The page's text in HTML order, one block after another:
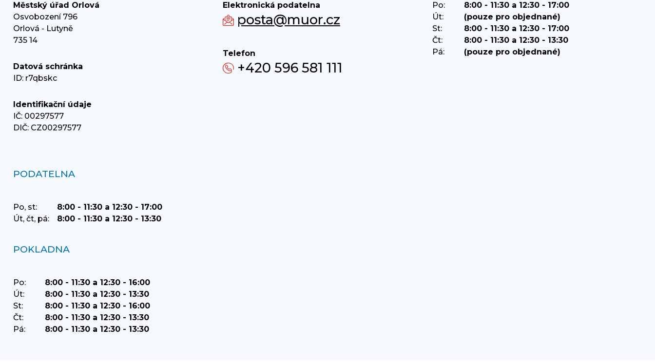
Městský úřad Orlová
Osvobození 796
Orlová - Lutyně
735 14
Datová schránka
ID: r7qbskc
Identifikační údaje
IČ: 00297577
DIČ: CZ00297577
Elektronická podatelna
posta@muor.cz
Telefon
+420 596 581 111
Po:
8:00 - 11:30 a 12:30 - 17:00
Út:
(pouze pro objednané)
St:
8:00 - 11:30 a 12:30 - 17:00
Čt:
8:00 - 11:30 a 12:30 - 13:30
Pá:
(pouze pro objednané)
PODATELNA
Po, st:
8:00 - 11:30 a 12:30 - 17:00
Út, čt, pá:
8:00 - 11:30 a 12:30 - 13:30
POKLADNA
Po:
8:00 - 11:30 a 12:30 - 16:00
Út:
8:00 - 11:30 a 12:30 - 13:30
St:
8:00 - 11:30 a 12:30 - 16:00
Čt:
8:00 - 11:30 a 12:30 - 13:30
Pá:
8:00 - 11:30 a 12:30 - 13:30